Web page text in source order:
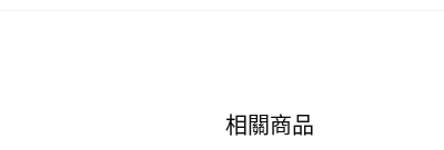
相關商品